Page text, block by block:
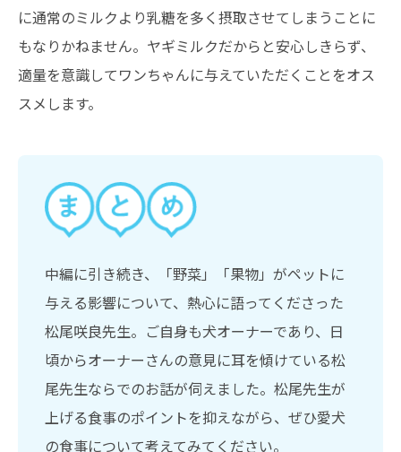
に通常のミルクより乳糖を多く摂取させてしまうことに
もなりかねません。ヤギミルクだからと安心しきらず、
適量を意識してワンちゃんに与えていただくことをオス
スメします。
中編に引き続き、「野菜」「果物」がペットに
与える影響について、熱心に語ってくださった
松尾咲良先生。ご自身も犬オーナーであり、日
頃からオーナーさんの意見に耳を傾けている松
尾先生ならでのお話が伺えました。松尾先生が
上げる食事のポイントを抑えながら、ぜひ愛犬
の食事について考えてみてください。